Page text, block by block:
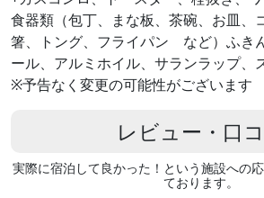
食器類（包丁、まな板、茶碗、お皿、
箸、トング、フライパン など）ふき
ール、アルミホイル、サランラップ、
※予告なく変更の可能性がございます
レビュー・口
実際に宿泊して良かった！という施設への
ております。